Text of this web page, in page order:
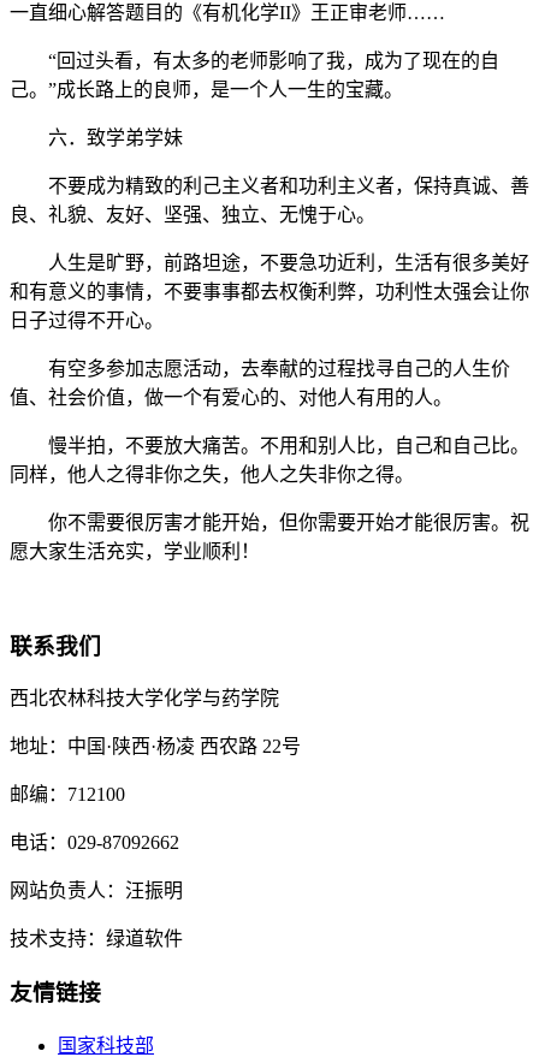
一直细心解答题目的《有机化学II》王正审老师……
“回过头看，有太多的老师影响了我，成为了现在的自
己。”成长路上的良师，是一个人一生的宝藏。
六．致学弟学妹
不要成为精致的利己主义者和功利主义者，保持真诚、善
良、礼貌、友好、坚强、独立、无愧于心。
人生是旷野，前路坦途，不要急功近利，生活有很多美好
和有意义的事情，不要事事都去权衡利弊，功利性太强会让你
日子过得不开心。
有空多参加志愿活动，去奉献的过程找寻自己的人生价
值、社会价值，做一个有爱心的、对他人有用的人。
慢半拍，不要放大痛苦。不用和别人比，自己和自己比。
同样，他人之得非你之失，他人之失非你之得。
你不需要很厉害才能开始，但你需要开始才能很厉害。祝
愿大家生活充实，学业顺利！
联系我们
西北农林科技大学化学与药学院
地址：中国·陕西·杨凌 西农路 22号
邮编：712100
电话：029-87092662
网站负责人：汪振明
技术支持：绿道软件
友情链接
国家科技部